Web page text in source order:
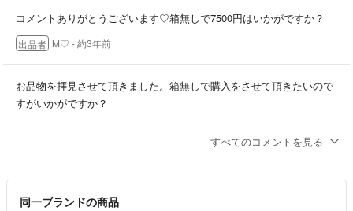
コメントありがとうございます♡箱無しで7500円はいかがですか？
出品者 M♡ - 約3年前
お品物を拝見させて頂きました。箱無しで購入をさせて頂きたいので
すがいかがですか？
すべてのコメントを見る
同一ブランドの商品